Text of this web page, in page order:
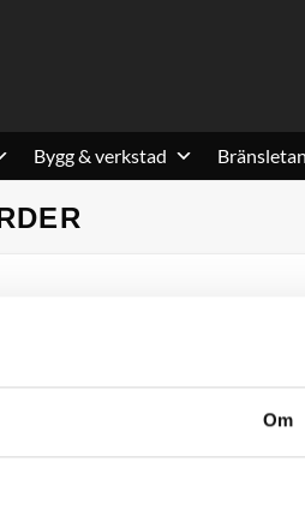
Om
Bygg & verkstad
du fick via e-